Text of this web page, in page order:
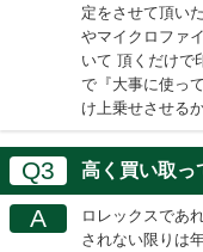
定をさせて頂い
やマイクロファ
いて 頂くだけで
で『大事に使っ
け上乗せさせる
Q3 高く買い取っ
A
ロレックスであ
されない限りは